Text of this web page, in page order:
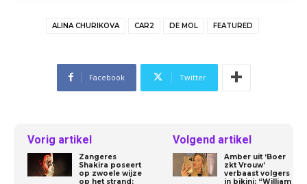
ALINA CHURIKOVA CAR2 DE MOL FEATURED
Facebook Twitter
Vorig artikel
Zangeres
Shakira poseert
op zwoele wijze
op het strand:
Volgend artikel
Amber uit ‘Boer
zkt Vrouw’
verbaast volgers
in bikini: “William